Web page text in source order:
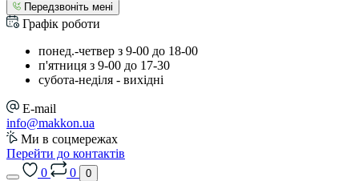
Передзвоніть мені
Графік роботи
понед.-четвер з 9-00 до 18-00
п'ятниця з 9-00 до 17-30
cубота-неділя - вихідні
E-mail
info@makkon.ua
Ми в соцмережах
Перейти до контактів
0
0 0